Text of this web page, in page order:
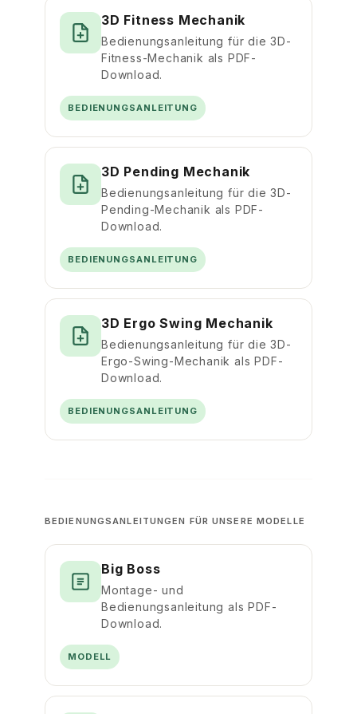
3D Fitness Mechanik
Bedienungsanleitung für die 3D-
Fitness-Mechanik als PDF-
Download.
BEDIENUNGSANLEITUNG
3D Pending Mechanik
Bedienungsanleitung für die 3D-
Pending-Mechanik als PDF-
Download.
BEDIENUNGSANLEITUNG
3D Ergo Swing Mechanik
Bedienungsanleitung für die 3D-
Ergo-Swing-Mechanik als PDF-
Download.
BEDIENUNGSANLEITUNG
BEDIENUNGSANLEITUNGEN FÜR UNSERE MODELLE
Big Boss
Montage- und
Bedienungsanleitung als PDF-
Download.
MODELL